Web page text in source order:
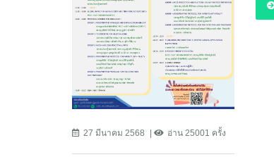
27 มีนาคม 2568 อ่าน 25001 ครั้ง